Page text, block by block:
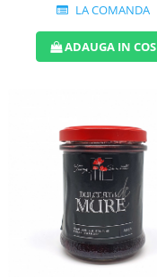
LA COMANDA
ADAUGA IN COS